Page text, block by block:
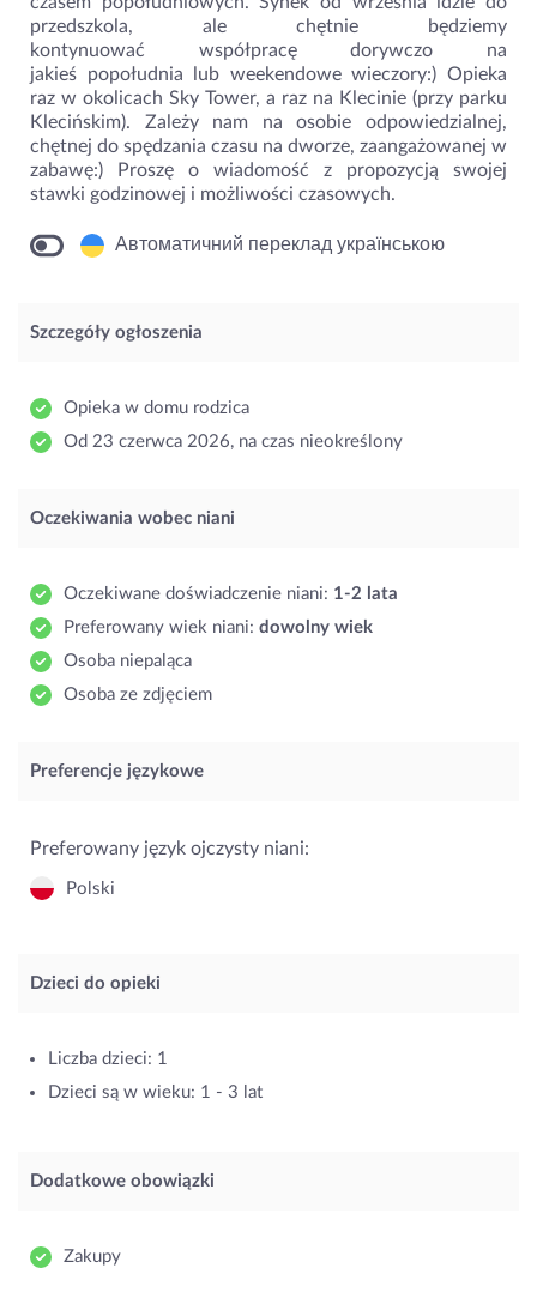
przedszkola, ale chętnie będziemy
kontynuować współpracę dorywczo na
jakieś popołudnia lub weekendowe wieczory:) Opieka
raz w okolicach Sky Tower, a raz na Klecinie (przy parku
Klecińskim). Zależy nam na osobie odpowiedzialnej,
chętnej do spędzania czasu na dworze, zaangażowanej w
zabawę:) Proszę o wiadomość z propozycją swojej
stawki godzinowej i możliwości czasowych.
Автоматичний переклад українською
Szczegóły ogłoszenia
Opieka w domu rodzica
Od 23 czerwca 2026, na czas nieokreślony
Oczekiwania wobec niani
Oczekiwane doświadczenie niani: 1-2 lata
Preferowany wiek niani: dowolny wiek
Osoba niepaląca
Osoba ze zdjęciem
Preferencje językowe
Preferowany język ojczysty niani:
Polski
Dzieci do opieki
Liczba dzieci: 1
Dzieci są w wieku: 1 - 3 lat
Dodatkowe obowiązki
Zakupy